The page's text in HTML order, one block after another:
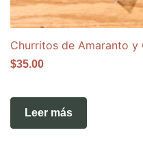
Churritos de Amaranto y
$35.00
Leer más